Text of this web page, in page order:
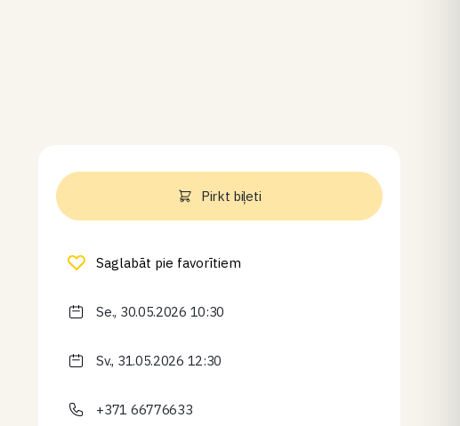
Pirkt biļeti
Saglabāt pie favorītiem
Se., 30.05.2026 10:30
Sv., 31.05.2026 12:30
+371 66776633